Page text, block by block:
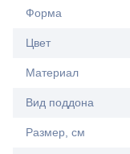
Форма
Цвет
Материал
Вид поддона
Размер, см